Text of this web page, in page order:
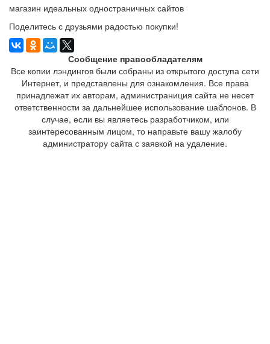
магазин идеальных одностраничных сайтов
Поделитесь с друзьями радостью покупки!
Сообщение правообладателям
Все копии лэндингов были собраны из открытого доступа сети
Интернет, и представлены для ознакомления. Все права
принадлежат их авторам, администраниция сайта не несет
ответственности за дальнейшее использование шаблонов. В
случае, если вы являетесь разработчиком, или
заинтересованным лицом, то направьте вашу жалобу
администратору сайта с заявкой на удаление.